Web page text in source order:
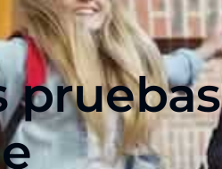
pruebas